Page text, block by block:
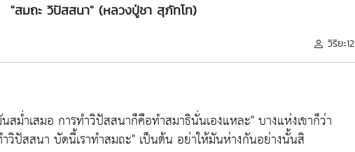
"สมถะ วิปัสสนา" (หลวงปู่ชา สุภัทโท)
วิริยะ12
สม่ำเสมอ การทำวิปัสสนาก็คือทำสมาธินั่นเองแหละ"บางแห่งเขาก็ว่า
วิปัสสนา บัดนี้เราทำสมถะ" เป็นต้น อย่าให้มันห่างกันอย่างนั้นสิ